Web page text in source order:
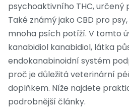
psychoaktivního THC, určený
Také známý jako CBD pro psy
mnoha psích potíží. V tomto
kanabidiol kanabidiol, látka
endokanabinoidní systém
proč je důležitáveterinární
doplňkem. Níže najdete
podrobnější články.